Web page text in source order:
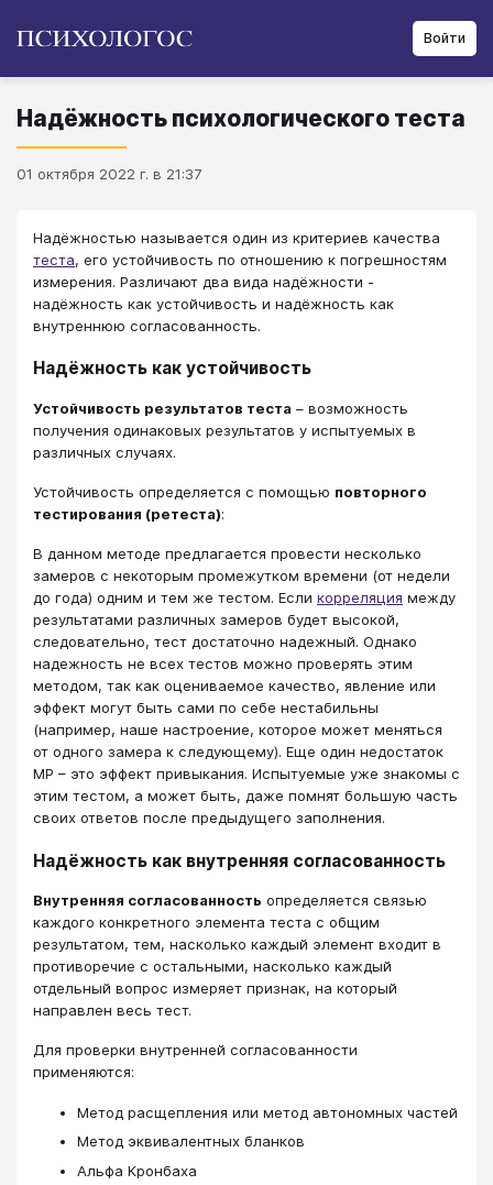
Войти
Надёжность психологического теста
01 октября 2022 г. в 21:37
Надёжностью называется один из критериев качества
теста, его устойчивость по отношению к погрешностям
измерения. Различают два вида надёжности -
надёжность как устойчивость и надёжность как
внутреннюю согласованность.
Надёжность как устойчивость
Устойчивость результатов теста – возможность
получения одинаковых результатов у испытуемых в
различных случаях.
Устойчивость определяется с помощью повторного
тестирования (ретеста):
В данном методе предлагается провести несколько
замеров с некоторым промежутком времени (от недели
до года) одним и тем же тестом. Если корреляция между
результатами различных замеров будет высокой,
следовательно, тест достаточно надежный. Однако
надежность не всех тестов можно проверять этим
методом, так как оцениваемое качество, явление или
эффект могут быть сами по себе нестабильны
(например, наше настроение, которое может меняться
от одного замера к следующему). Еще один недостаток
МР – это эффект привыкания. Испытуемые уже знакомы с
этим тестом, а может быть, даже помнят большую часть
своих ответов после предыдущего заполнения.
Надёжность как внутренняя согласованность
Внутренняя согласованность определяется связью
каждого конкретного элемента теста с общим
результатом, тем, насколько каждый элемент входит в
противоречие с остальными, насколько каждый
отдельный вопрос измеряет признак, на который
направлен весь тест.
Для проверки внутренней согласованности
применяются:
Метод расщепления или метод автономных частей
Метод эквивалентных бланков
Альфа Кронбаха